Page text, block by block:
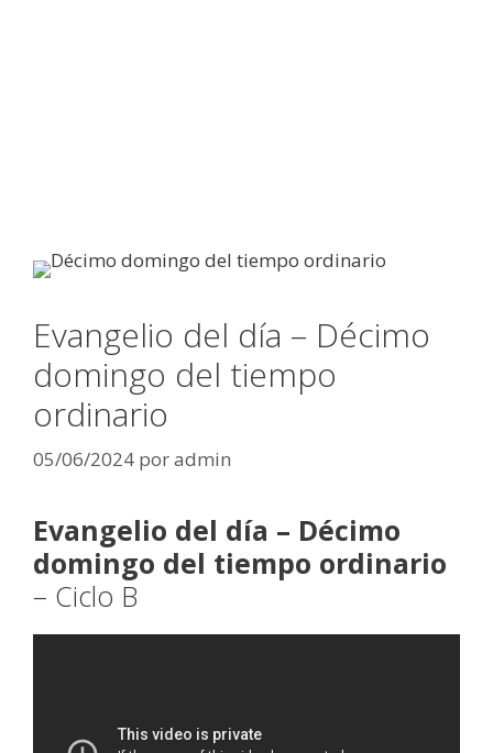
Evangelio del día – Décimo
domingo del tiempo
ordinario
05/06/2024 poradmin
Evangelio del día – Décimo
domingo del tiempo ordinario
– Ciclo B